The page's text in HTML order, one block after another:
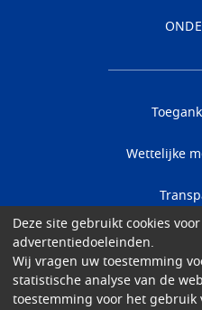
Wettelijke
Deze site gebruikt cookies
advertentiedoeleinden.
Wij vragen uw toestemming
statistische analyse van de
toestemming voor het gebruik